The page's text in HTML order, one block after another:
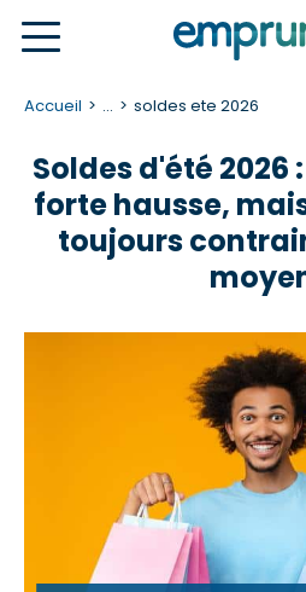
Accueil ... soldes ete 2026
Soldes d'été 2026
forte hausse,
toujours